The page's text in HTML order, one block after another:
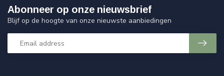
Abonneer op onze nieuwsbrief
Blijf op de hoogte van onze nieuwste aanbiedingen